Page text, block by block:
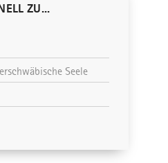
ZU...
Seele